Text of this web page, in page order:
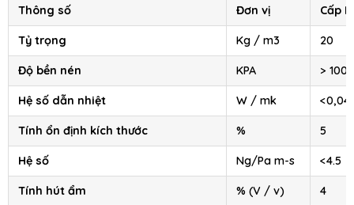
Thông số Đơn vị Cấp II
Tỷ trọng Kg / m3 20
Độ bền nén KPA > 100
Hệ số dẫn nhiệt W / mk
Tính ổn định kích thước % 5
Hệ số Ng/Pa m-s <4.5
Tính hút ẩm % (V / v) 4